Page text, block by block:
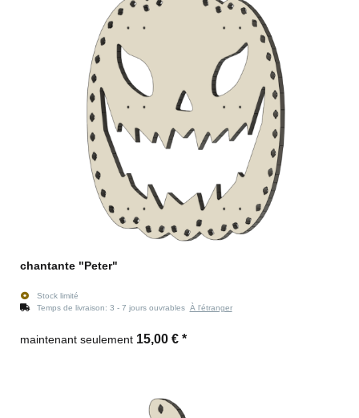
chantante "Peter"
Stock limité
Temps de livraison: 3 - 7 jours ouvrables À l'étranger
maintenant seulement 15,00 € *